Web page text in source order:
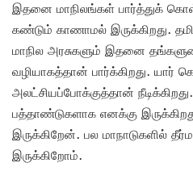
இதனை மாநிலங்கள் பார்த்துக்
கண்டும் காணாமல் இருக்கிறது.
மாநில அரசுகளும் இதனை
வழியாகத்தான் பார்க்கிறது. யார்
அலட்சியப்போக்குத்தான்
பத்தாண்டுகளாக எனக்கு
இருக்கிறேன். பல மாநாடுகளில்
இருக்கிறோம்.